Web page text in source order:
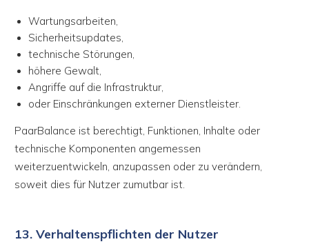
Wartungsarbeiten,
Sicherheitsupdates,
technische Störungen,
höhere Gewalt,
Angriffe auf die Infrastruktur,
oder Einschränkungen externer Dienstleister.
PaarBalance ist berechtigt, Funktionen, Inhalte oder
technische Komponenten angemessen
weiterzuentwickeln, anzupassen oder zu verändern,
soweit dies für Nutzer zumutbar ist.
13. Verhaltenspflichten der Nutzer